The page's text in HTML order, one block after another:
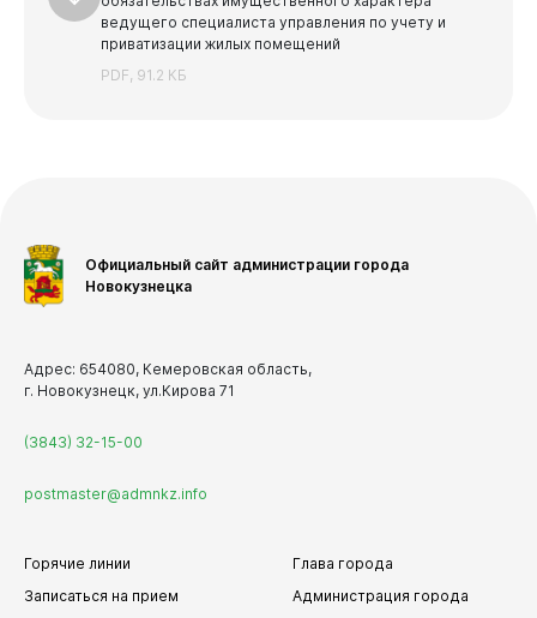
ведущего специалиста управления по учету и
приватизации жилых помещений
PDF, 91.2 КБ
Официальный сайт администрации города
Новокузнецка
Адрес: 654080, Кемеровская область,
г. Новокузнецк, ул.Кирова 71
(3843) 32-15-00
postmaster@admnkz.info
Горячие линии
Записаться на прием
Глава города
Администрация города